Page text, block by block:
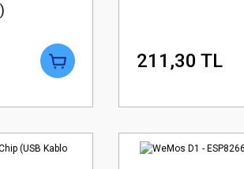
211,30 TL